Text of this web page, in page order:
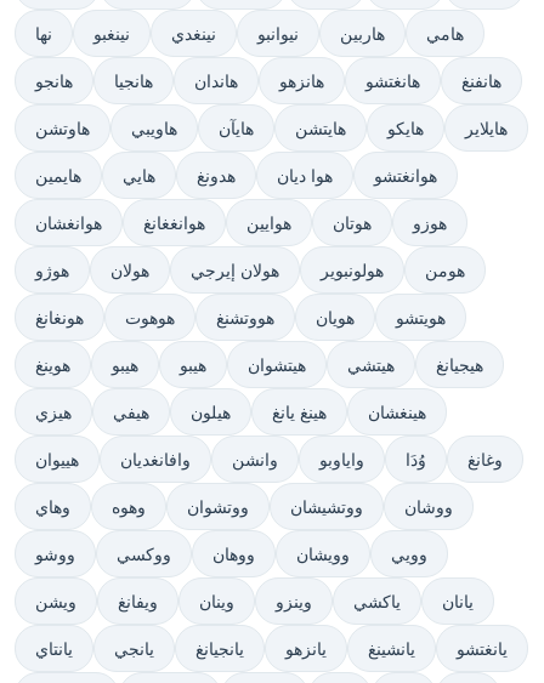
نها نينغبو نينغدي نيوانبو هاربين هامي
هانجو هانجيا هاندان هانزهو هانغتشو هانفنغ
هاوتشن هاويبي هايآن هايتشن هايكو هايلاير
هايمين هايي هدونغ هوا ديان هوانغتشو
هوانغشان هوانغغانغ هوايين هوتان هوزو
هوژو هولان هولان إيرجي هولونبوير هومن
هونغانغ هوهوت هووتشنغ هويان هويتشو
هوينغ هيبو هيبو هيتشوان هيتشي هيجيانغ
هيزي هيفي هيلون هينغ يانغ هينغشان
هييوان وافانغديان وانشن واياوبو وُدَا وغانغ
وهاي وهوه ووتشوان ووتشيشان ووشان
ووشو ووكسي ووهان وويشان وويي
ويشن ويفانغ وينان وينزو ياكشي يانان
يانتاي يانجي يانجيانغ يانزهو يانشينغ يانغتشو